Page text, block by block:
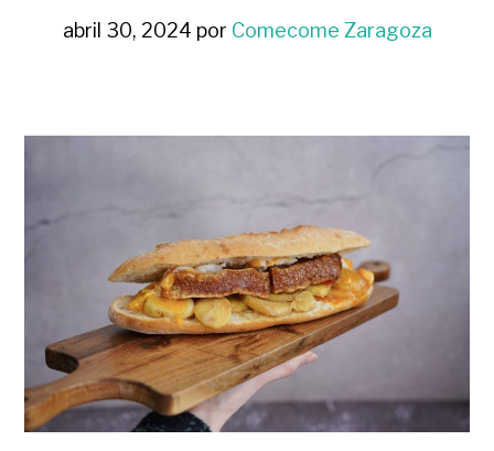
abril 30, 2024 por Comecome Zaragoza